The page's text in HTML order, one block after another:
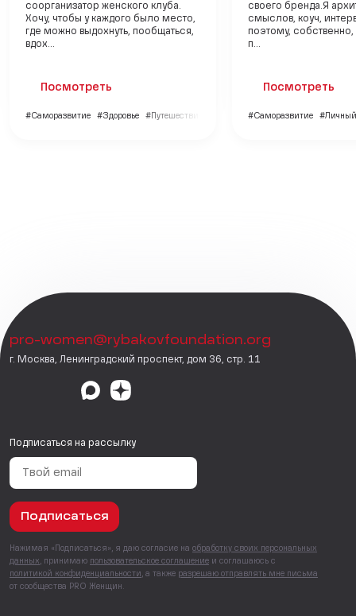
соорганизатор женского клуба.
Хочу, чтобы у каждого было место,
где можно выдохнуть, пообщаться,
вдох...
Посмотреть
#Саморазвитие #Здоровье #Путешествия
своего бренда.Я
смыслов, коуч,
поэтому, собственно,
п...
Посмотреть
#Саморазвитие
pro-women@rybakovfoundation.org
г. Москва, Ленинградский проспект, дом 36, стр. 11
Подписаться на рассылку
Подписаться
Нажимая «Подписаться», я даю согласие на обработку своих персональных
данных , принимаю пользовательское соглашение и соглашаюсь с
политикой конфиденциальности , а также разрешаю отправлять мне письма
от сообщества PRO Женщин.